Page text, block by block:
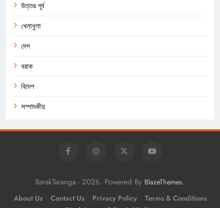
উত্তর পূর্ব
খেলাধুলা
দেশ
বরাক
বিদেশ
সম্পাদকীয়
BarakTaranga - 2026. Powered By BlazeThemes.
About Us Contact Us Privacy Policy
Terms & Conditions